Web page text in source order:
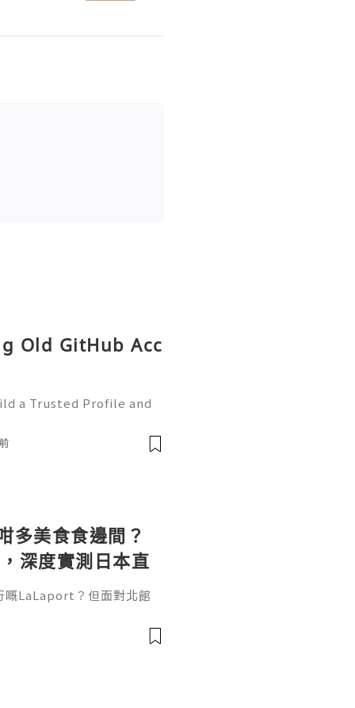
Old GitHub Acc
a Trusted Profile and
and collabo
多美食食邊間？
深度實測日本直
超市神級熟
嘅LaLaport？但面對北館
場一開門就帶大家直擊，
略！商場內嘅大牌餐廳陣